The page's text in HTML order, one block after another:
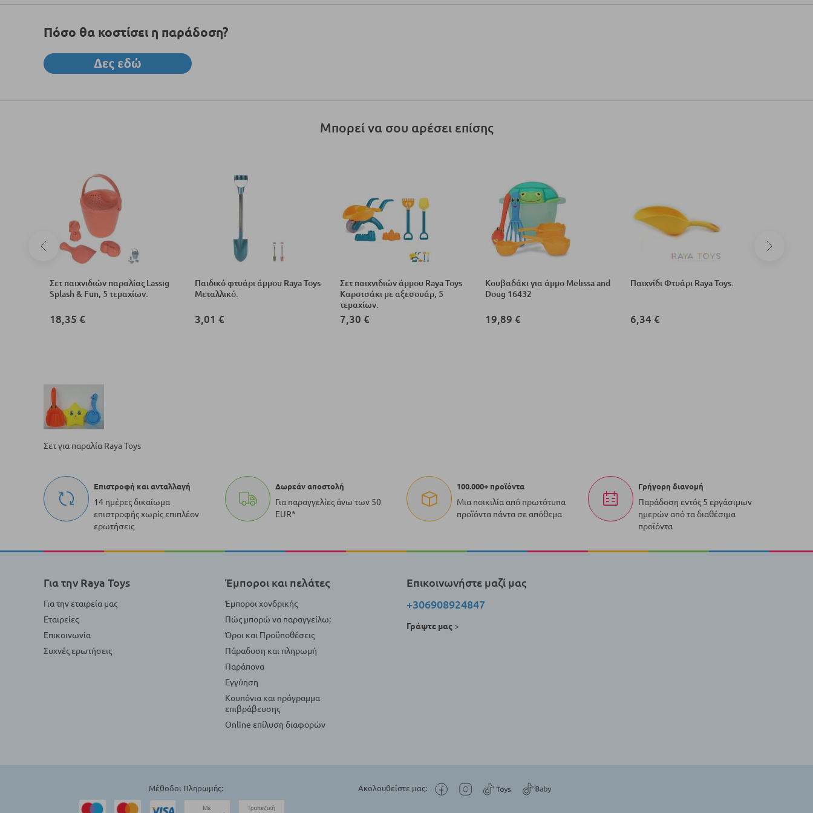
Πόσο θα κοστίσει η παράδοση?
Μπορεί να σου αρέσει επίσης
Σετ παιχνιδιών παραλίας Lassig
Splash & Fun, 5 τεμαχίων.
18,35 €
Παιδικό φτυάρι άμμου Raya Toys
Μεταλλικό.
3,01 €
Σετ παιχνιδιών άμμου Raya Toys
Καροτσάκι με αξεσουάρ, 5
τεμαχίων.
7,30 €
Κουβαδάκι για άμμο Melissa and
Doug 16432
19,89 €
Παιχνίδι Φτυάρι Raya Toys.
6,34 €
Σετ για παραλία Raya Toys
Επιστροφή και ανταλλαγή
14 ημέρες δικαίωμα
επιστροφής χωρίς επιπλέον
ερωτήσεις
Δωρεάν αποστολή
Για παραγγελίες άνω των 50
EUR*
100.000+ προϊόντα
Μια ποικιλία από πρωτότυπα
προϊόντα πάντα σε απόθεμα
Γρήγορη διανομή
Παράδοση εντός 5 εργάσιμων
ημερών από τα διαθέσιμα
προϊόντα
Για την Raya Toys
Για την εταιρεία μας
Εταιρείες
Επικοινωνία
Συχνές ερωτήσεις
Έμποροι και πελάτες
Έμποροι χονδρικής
Πώς μπορώ να παραγγείλω;
Όροι και Προϋποθέσεις
Πάραδοση και πληρωμή
Παράπονα
Εγγύηση
Κουπόνια και πρόγραμμα
επιβράβευσης
Online επίλυση διαφορών
Επικοινωνήστε μαζί μας
+306908924847
Γράψτε μας >
Μέθοδοι Πληρωμής: Ακολουθείστε μας: